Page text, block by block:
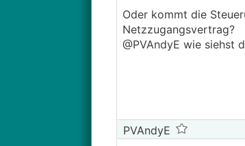
Oder kommt die
Netzzugangsvertrag?
@PVAndyE wie siehst
PVAndyE